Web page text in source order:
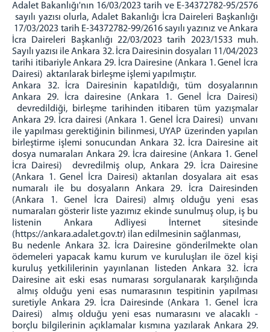
CUMHURİYET BAŞSAVCISI
KOMİSYON
İCRA DAİRELERİ BŞK.
İCRA DAİRELERİ BAŞKANLIĞI
İCRA DAİRELERİ IBAN NUMARALARI
İCRA DAİRELERİ AKTARILAN DOSYA LİSTELERİ
ANKARA İCRA DAİRELERİ-İLETİŞİM
ULAŞIM/İLETİŞİM
Adalet Bakanlığı'nın 16/03/2023 tarih ve E-34372782-95/2576
sayılı yazısı olurla, Adalet Bakanlığı İcra Daireleri Başkanlığı
17/03/2023 tarih E-34372782-99/2616 sayılı yazınız ve Ankara
İcra Daireleri Başkanlığı 22/03/2023 tarih 2023/1533 muh.
Sayılı yazısı ile Ankara 32. İcra Dairesinin dosyaları 11/04/2023
tarihi itibariyle Ankara 29. İcra Dairesine (Ankara 1. Genel İcra
Dairesi) aktarılarak birleşme işlemi yapılmıştır.
Ankara 32. İcra Dairesinin kapatıldığı, tüm dosyalarının
Ankara 29. İcra dairesine (Ankara 1. Genel İcra Dairesi)
devredildiği, birleşme tarihinden itibaren tüm yazışmalar
Ankara 29. İcra dairesi (Ankara 1. Genel İcra Dairesi) unvanı
ile yapılması gerektiğinin bilinmesi, UYAP üzerinden yapılan
birleştirme işlemi sonucundan Ankara 32. İcra Dairesine ait
dosya numaraları Ankara 29. İcra dairesine (Ankara 1. Genel
İcra Dairesi) devredilmiş olup, Ankara 29. İcra Dairesine
(Ankara 1. Genel İcra Dairesi) aktarılan dosyalara ait esas
numaralı ile bu dosyaların Ankara 29. İcra Dairesinden
(Ankara 1. Genel İcra Dairesi) almış olduğu yeni esas
numaraları gösterir liste yazımız ekinde sunulmuş olup, iş bu
listenin Ankara Adliyesi İnternet sitesinde
(https://ankara.adalet.gov.tr) ilan edilmesinin sağlanması,
Bu nedenle Ankara 32. İcra Dairesine gönderilmekte olan
ödemeleri yapacak kamu kurum ve kuruluşları ile özel kişi
kuruluş yetkililerinin yayınlanan listeden Ankara 32. İcra
Dairesine ait eski esas numarası sorgulanarak karşılığında
almış olduğu yeni esas numarasının tespitinin yapılması
suretiyle Ankara 29. İcra Dairesinde (Ankara 1. Genel İcra
Dairesi) almış olduğu yeni esas numarasını ve alacaklı -
borçlu bilgilerinin açıklamalar kısmına yazılarak Ankara 29.